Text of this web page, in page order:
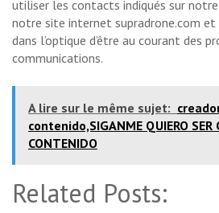
utiliser les contacts indiqués sur
notre site internet supradrone.com et
dans l’optique d’être au courant des
communications.
A lire sur le même sujet:
contenido,SIGANME QUIERO SER
CONTENIDO
Related Posts: